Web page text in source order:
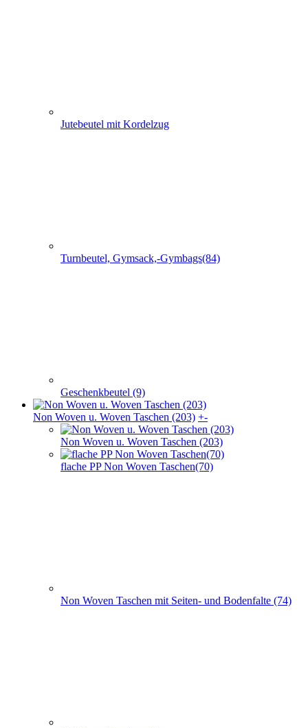
Jutebeutel mit Kordelzug
Turnbeutel, Gymsack,-Gymbags(84)
Geschenkbeutel (9)
Non Woven u. Woven Taschen (203) +-
Non Woven u. Woven Taschen (203)
flache PP Non Woven Taschen(70)
Non Woven Taschen mit Seiten- und Bodenfalte (74)